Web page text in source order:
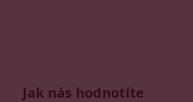
Jak nás hodnotíte